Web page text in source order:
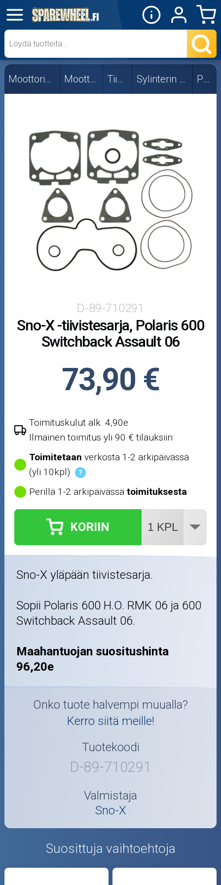
✕
Mopon osat
Skootterin osat
Crossipyörän osat
Moottorikelkan osat
Arctic Cat
Lynx/Ski-Doo
Yamaha
Mopoauton osat
Puutarha ja metsä
Ajovarusteet
Nastarenkaat
Öljyt ja kemikaalit
Työkalut
Outlet-tuotteet
Moottorikelkan osat Moottorin osat Tiivisteet Sylinterin tiivistesarjat Polaris
D-89-710291
Sno-X -tiivistesarja, Polaris 600
Switchback Assault 06
73,90 €
Toimituskulut alk. 4,90e
Ilmainen toimitus yli 90 € tilauksiin
Toimitetaan verkosta 1-2 arkipäivässä
(yli 10kpl)
?
Perillä 1-2 arkipäivässätoimituksesta
KORIIN
Sno-X yläpään tiivistesarja.
Sopii Polaris 600 H.O. RMK 06 ja 600
Switchback Assault 06.
Maahantuojan suositushinta
96,20e
Onko tuote halvempi muualla?
Kerro siitä meille!
Tuotekoodi
D-89-710291
Valmistaja
Sno-X
Suosittuja vaihtoehtoja